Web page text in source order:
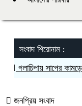
সংবাদ শিরোনাম :
গলাচিপায় সাপের কামড়ে
জনপ্রিয় সংবাদ